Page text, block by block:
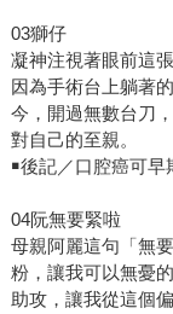
03獅仔
凝神注視著眼前這
因為手術台上躺著
今，開過無數台刀
對自己的至親。
￭後記／口腔癌可早
04阮無要緊啦
母親阿麗這句「無
粉，讓我可以無憂
助攻，讓我從這個